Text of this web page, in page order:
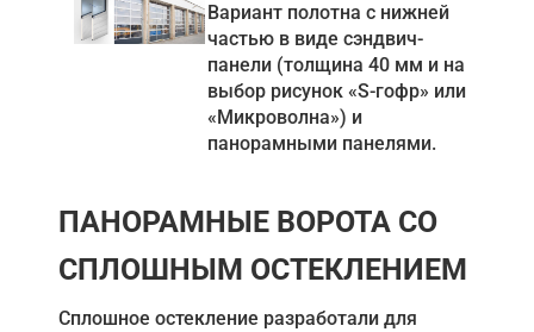
Вариант полотна с нижней
частью в виде сэндвич-
панели (толщина 40 мм и на
выбор рисунок «S-гофр» или
«Микроволна») и
панорамными панелями.
ПАНОРАМНЫЕ ВОРОТА СО
СПЛОШНЫМ ОСТЕКЛЕНИЕМ
Сплошное остекление разработали для